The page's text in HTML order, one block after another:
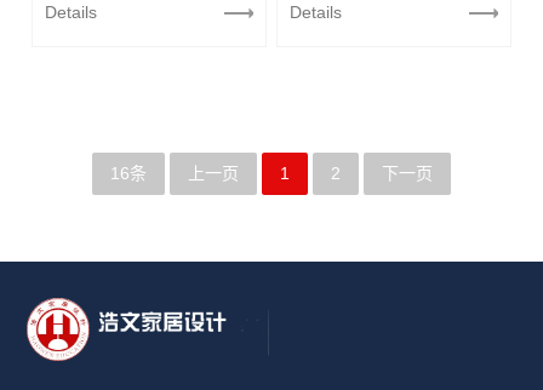
衣柜+卡座
Details 餐边柜
Details
16条 上一页 1 2 下一页